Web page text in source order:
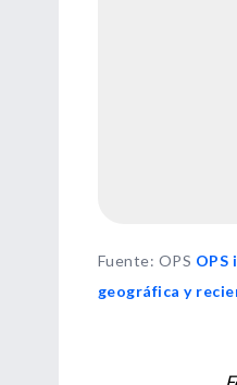
Fuente: OPS OPS
geográfica y